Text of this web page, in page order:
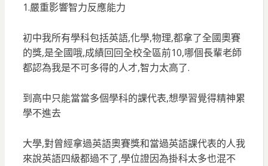
1.嚴重影響智力反應能力
初中我所有學科包括英語,化學,物理,都拿了全國奧賽
的獎,是全國哦,成績回回全校全區前10,哪個長輩老師
都認為我是不可多得的人才,智力太高了.
到高中只能當當多個學科的課代表,想學習覺得精神累
學不進去
大學,對曾經拿過英語奧賽獎和當過英語課代表的人我
來說英語四級都過不了,學位證因為掛科太多也混不